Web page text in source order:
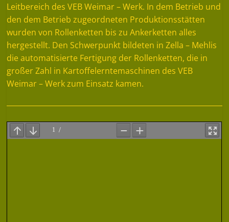
Leitbereich des VEB Weimar – Werk. In dem Betrieb und
den dem Betrieb zugeordneten Produktionsstätten
wurden von Rollenketten bis zu Ankerketten alles
hergestellt. Den Schwerpunkt bildeten in Zella – Mehlis
die automatisierte Fertigung der Rollenketten, die in
großer Zahl in Kartoffelerntemaschinen des VEB
Weimar – Werk zum Einsatz kamen.